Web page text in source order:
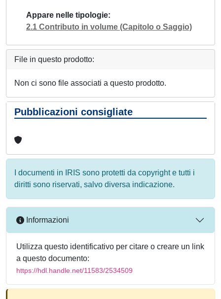
Appare nelle tipologie
2.1 Contributo in volume (Capitolo o Saggio)
File in questo prodotto:
Non ci sono file associati a questo prodotto.
Pubblicazioni consigliate
I documenti in IRIS sono protetti da copyright e tutti i
diritti sono riservati, salvo diversa indicazione.
Informazioni
Utilizza questo identificativo per citare o creare un link
a questo documento:
https://hdl.handle.net/11583/2534509